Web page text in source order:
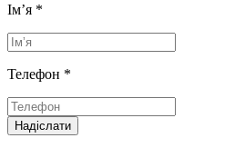
Імʼя *
Телефон *
Надіслати